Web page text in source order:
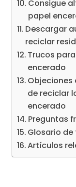
Consigue
papel
Descargar
reciclar
Trucos
encerado
Objeciones
de reciclar
encerado
Preguntas
Glosario
Artículos